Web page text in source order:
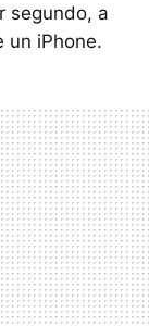
segundo, a
un iPhone.